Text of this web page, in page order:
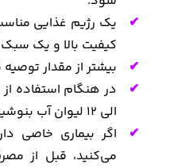
یک رژیم غذایی
کیفیت بالا و یک
بیشتر از مقدار
الی 12 لیوان آب بنوشید.
اگر بیماری خاصی
می‌کنید، قبل از